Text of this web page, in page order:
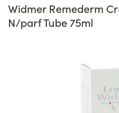
Widmer Remederm
N/parf Tube 75ml